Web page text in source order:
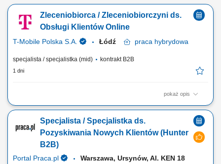
Zleceniobiorca / Zleceniobiorczyni ds.
Obsługi Klientów Online
T-Mobile Polska S.A. Łódź praca hybrydowa
specjalista / specjalistka (mid) kontrakt B2B
1 dni
pokaż opis
ZADANIA KTÓRE NA CIEBIE CZEKAJĄ: około 70% czasu poświęcisz
trafnych odpowiedzi, około 30% czasu zajmie obsługa wiadomości e-
mail oraz rozwiązywanie zgłoszeń klientów, dbanie o wysoką jakość
obsługi i pozytywne...
Specjalista / Specjalistka ds.
Pozyskiwania Nowych Klientów (Hunter
B2B)
Portal Praca.pl
Warszawa, Ursynów, Al. KEN 18